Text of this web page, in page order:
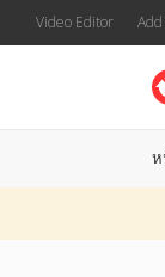
Video Editor
ห